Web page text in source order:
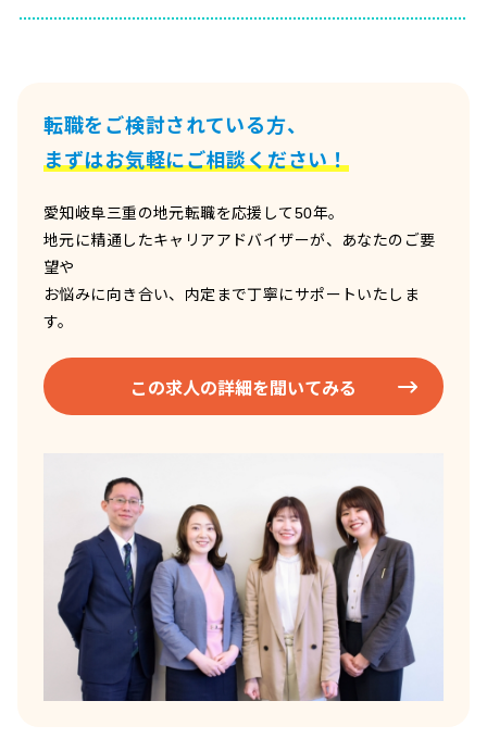
転職をご検討されている方、
まずはお気軽にご相談ください！
愛知岐阜三重の地元転職を応援して50年。
地元に精通したキャリアアドバイザーが、あなたのご要
望や
お悩みに向き合い、内定まで丁寧にサポートいたしま
す。
この求人の詳細を聞いてみる